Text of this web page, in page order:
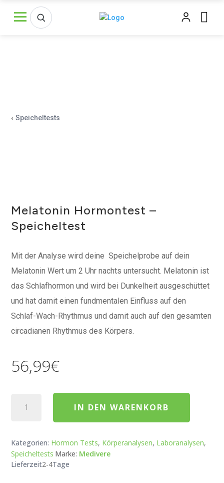
‹ Speicheltests
Melatonin Hormontest –
Speicheltest
Mit der Analyse wird deine Speichelprobe auf dein
Melatonin Wert um 2 Uhr nachts untersucht. Melatonin ist
das Schlafhormon und wird bei Dunkelheit ausgeschüttet
und hat damit einen fundmentalen Einfluss auf den
Schlaf-Wach-Rhythmus und damit auch auf den gesamten
circadianen Rhythmus des Körpers.
56,99€
Hormontest
Menge
IN DEN WARENKORB
Kategorien: Hormon Tests, Körperanalysen, Laboranalysen,
Speicheltests Marke: Medivere
Lieferzeit2-4Tage